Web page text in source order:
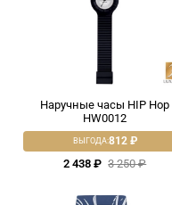
Наручные часы HIP Hop
HW0012
2 438 ₽ 3 250 ₽
ВЫГОДА:812 ₽